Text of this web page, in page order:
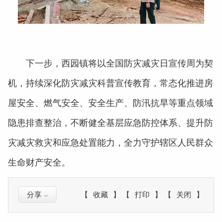
下一步，西园镇将以全国防灾减灾日宣传周为契
机，持续深化防灾减灾科普宣传教育，常态化推进房
屋安全、燃气安全、安全生产、防汛抗旱等重点领域
隐患排查整治，不断健全基层应急防控体系、提升防
灾减灾救灾和应急处置能力，全力守护辖区人民群众
生命财产安全。
分享 【 收藏 】 【 打印 】 【 关闭 】